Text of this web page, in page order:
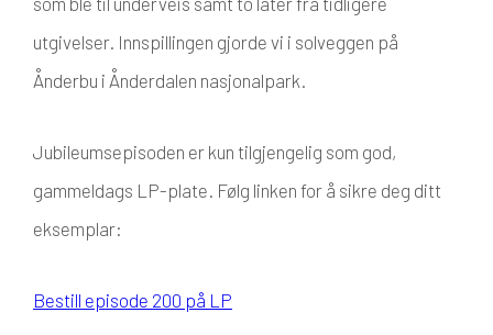
utgivelser. Innspillingen gjorde vi i solveggen på
Ånderbu i Ånderdalen nasjonalpark.
Jubileumsepisoden er kun tilgjengelig som god,
gammeldags LP-plate. Følg linken for å sikre deg ditt
eksemplar:
Bestill episode 200 på LP